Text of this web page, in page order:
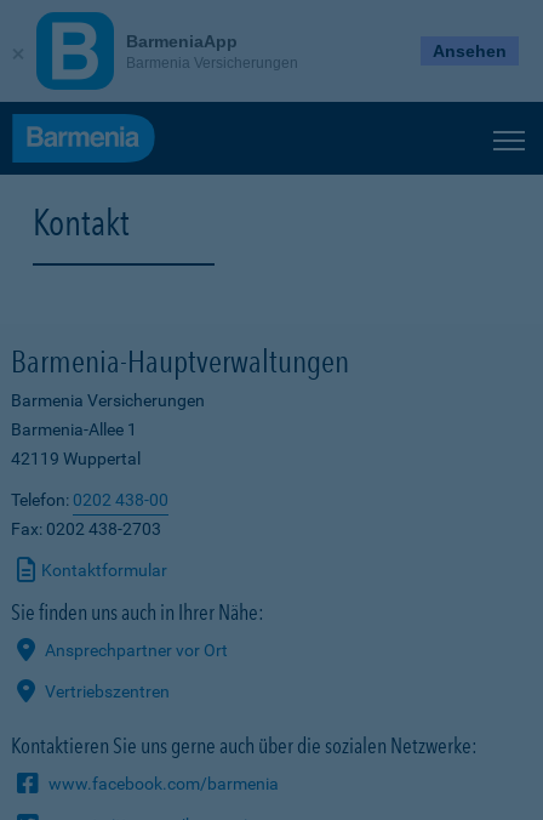
Kontakt
Barmenia-Hauptverwaltungen
Barmenia Versicherungen
Barmenia-Allee 1
42119 Wuppertal
Telefon: 0202 438-00
Fax: 0202 438-2703
Kontaktformular
Sie finden uns auch in Ihrer Nähe:
Ansprechpartner vor Ort
Vertriebszentren
Kontaktieren Sie uns gerne auch über die sozialen Netzwerke:
www.facebook.com/barmenia
BarmeniaApp
Barmenia Versicherungen
Ansehen